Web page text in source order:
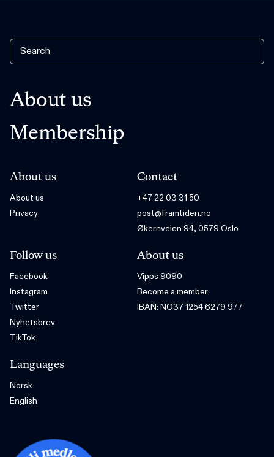
About us
Membership
About us
About us
Privacy
Contact
+47 22 03 31 50
post@framtiden.no
Økernveien 94, 0579 Oslo
Follow us
Facebook
Instagram
Twitter
Nyhetsbrev
TikTok
About us
Vipps 9090
Become a member
IBAN: NO37 1254 6279 977
Languages
Norsk
English